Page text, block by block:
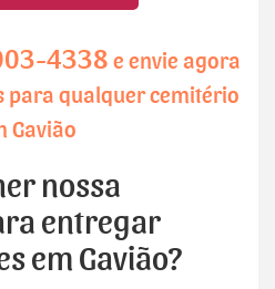
4338 e envie agora
para qualquer cemitério
Gavião
nossa
entregar
em Gavião?